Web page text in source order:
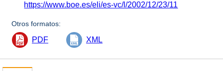
https://www.boe.es/eli/es-vc/l/2002/12/23/11
Otros formatos:
PDF XML